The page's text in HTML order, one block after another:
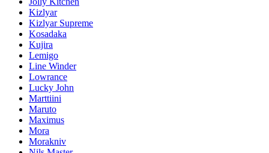
Kizlyar
Kizlyar Supreme
Kosadaka
Kujira
Lemigo
Line Winder
Lowrance
Lucky John
Marttiini
Maruto
Maximus
Mora
Morakniv